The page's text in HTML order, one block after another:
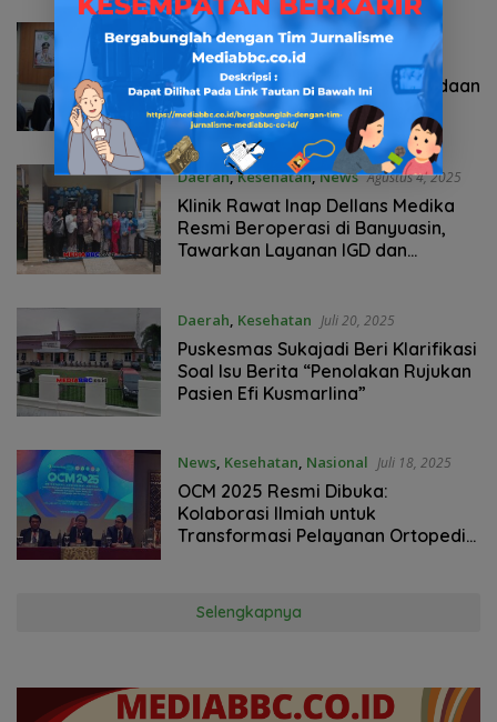
Daerah,Kesehatan,Pemerintahaan
Agustus 30, 2025
Latsar CPNS Banyuasin, Wabup
Netta Berikan Materi Kewaspadaan
Dini Bahaya Narkoba
Daerah,Kesehatan,News Agustus 4, 2025
Klinik Rawat Inap Dellans Medika
Resmi Beroperasi di Banyuasin,
Tawarkan Layanan IGD dan
Daerah, Kesehatan Juli 20, 2025
Puskesmas Sukajadi Beri Klarifikasi
Soal Isu Berita “Penolakan Rujukan
Pasien Efi Kusmarlina”
News, Kesehatan, Nasional Juli 18, 2025
OCM 2025 Resmi Dibuka:
Kolaborasi Ilmiah untuk
Transformasi Pelayanan Ortopedi
Selengkapnya